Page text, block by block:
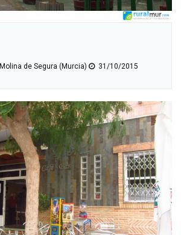
Molina de Segura (Murcia) 31/10/2015